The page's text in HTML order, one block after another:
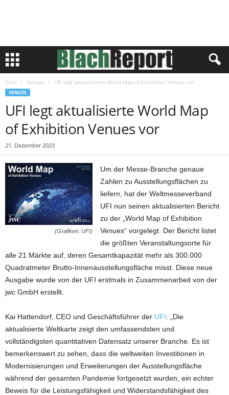
Start Venues UFI legt aktualisierte World Map of Exhibition Venues vor
VENUES
UFI legt aktualisierte World Map
of Exhibition Venues vor
21. Dezember 2023
(Grafiken: UFI)
Um der Messe-Branche genaue
Zahlen zu Ausstellungsflächen zu
liefern, hat der Weltmesseverband
UFI nun seinen aktualisierten Bericht
zu der „World Map of Exhibition
Venues“ vorgelegt. Der Bericht listet
die größten Veranstaltungsorte für
alle 21 Märkte auf, deren Gesamtkapazität mehr als 300.000
Quadratmeter Brutto-Innenausstellungsfläche misst. Diese neue
Ausgabe wurde von der UFI erstmals in Zusammenarbeit von der
jwc GmbH erstellt.
Kai Hattendorf, CEO und Geschäftsführer der UFI: „Die
aktualisierte Weltkarte zeigt den umfassendsten und
vollständigsten quantitativen Datensatz unserer Branche. Es ist
bemerkenswert zu sehen, dass die weltweiten Investitionen in
Modernisierungen und Erweiterungen der Ausstellungsfläche
während der gesamten Pandemie fortgesetzt wurden, ein echter
Beweis für die Leistungsfähigkeit und Widerstandsfähigkeit des